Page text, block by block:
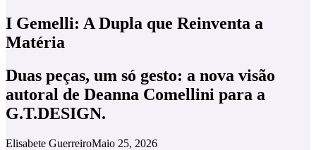
I Gemelli: A Dupla que Reinventa a
Matéria
Duas peças, um só gesto: a nova visão
autoral de Deanna Comellini para a
G.T.DESIGN.
Elisabete GuerreiroMaio 25, 2026